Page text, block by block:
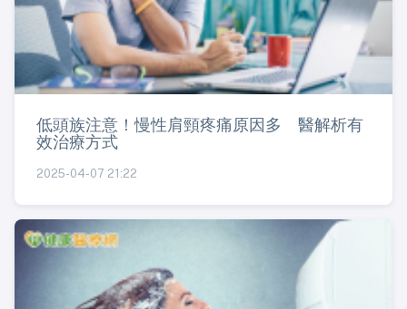
低頭族注意！慢性肩頸疼痛原因多 醫解析有
效治療方式
2025-04-07 21:22